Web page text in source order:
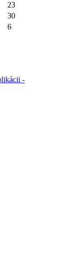
23
30
6
-